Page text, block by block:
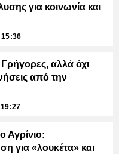
για κοινωνία και
15:36
αλλά όχι
από την
19:27
Αγρίνιο:
για «λουκέτα» και